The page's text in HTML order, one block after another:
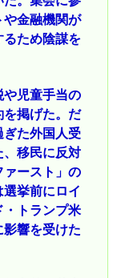
や金融機関が
るため陰謀を
や児童手当の
を掲げた。だ
ぎた外国人受
、移民に反対
ァースト」の
挙前にロイ
・トランプ米
響を受けた